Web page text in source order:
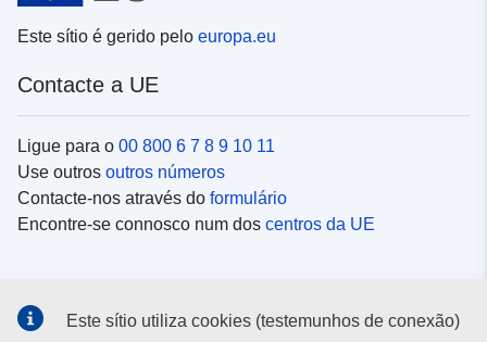
Este sítio é gerido pelo europa.eu
Contacte a UE
Ligue para o 00 800 6 7 8 9 10 11
Use outros outros números
Contacte-nos através do formulário
Encontre-se connosco num dos centros da UE
Este sítio utiliza cookies (testemunhos de conexão)